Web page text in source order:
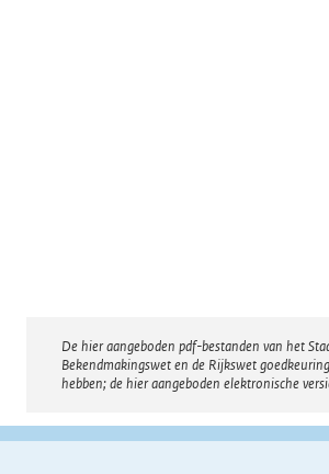
Disclaimer
De hier aangeboden pdf-bestanden van het
Bekendmakingswet en de Rijkswet
hebben; de hier aangeboden elektronische